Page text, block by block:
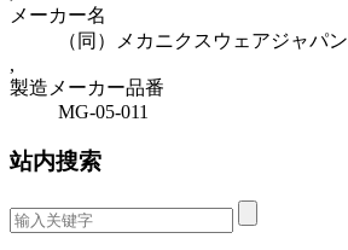
メーカー名
（同）メカニクスウェアジャパン
,
製造メーカー品番
MG-05-011
站内搜索